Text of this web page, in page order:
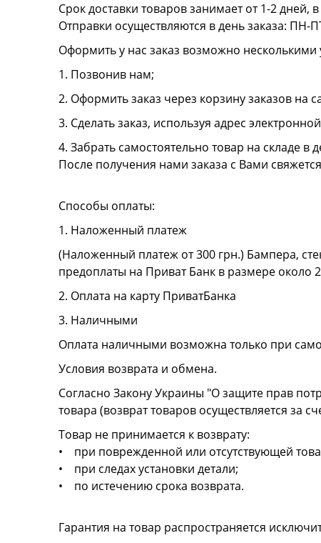
Срок доставки товаров занимает от 1-2 дней,
Отправки осуществляются в день заказа:
Оформить у нас заказ возможно
1. Позвонив нам;
2. Оформить заказ через корзину заказов на
3. Сделать заказ, используя адрес
4. Забрать самостоятельно товар на складе в
После получения нами заказа с Вами
Способы оплаты:
1. Наложенный платеж
(Наложенный платеж от 300 грн.) Бампера,
предоплаты на Приват Банк в размере около
2. Оплата на карту ПриватБанка
3. Наличными
Оплата наличными возможна только при
Условия возврата и обмена.
Согласно Закону Украины "О защите прав
товара (возврат товаров осуществляется за
Товар не принимается к возврату:
• при поврежденной или отсутствующей
• при следах установки детали;
• по истечению срока возврата.
Гарантия на товар распространяется